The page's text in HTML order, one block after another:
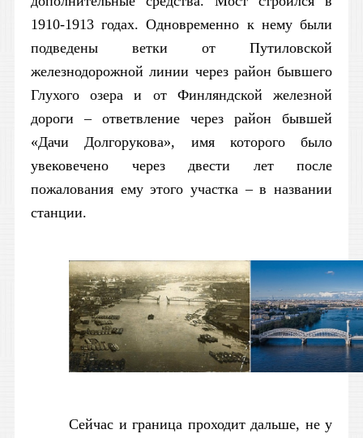
1910-1913 годах. Одновременно к нему были
подведены ветки от Путиловской
железнодорожной линии через район бывшего
Глухого озера и от Финляндской железной
дороги – ответвление через район бывшей
«Дачи Долгорукова», имя которого было
увековечено через двести лет после
пожалования ему этого участка – в названии
станции.
Сейчас и граница проходит дальше, не у